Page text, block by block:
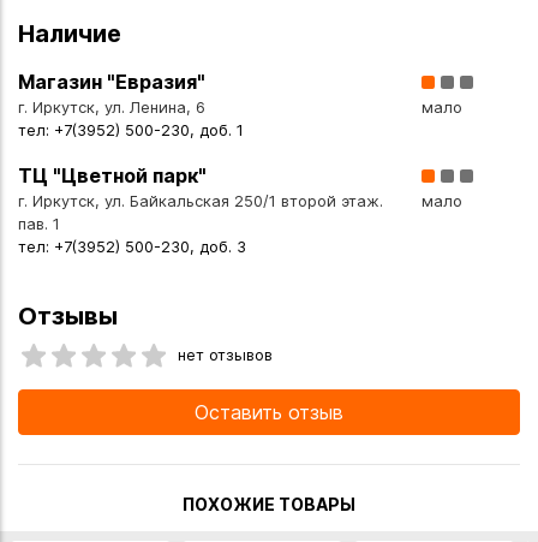
-Удобная форма: Эргономичная ручка и длинная рабочая
разделять и аккуратно подавать порции спагетти или
других длинных макарон .
-Сливное отверстие: Отверстие в центре ложки
выполняет двойную функцию: оно позволяет лишней воде
стекать обратно в кастрюлю, а также служит для
контроля порции .
-Качество и долговечность: Изделие выполнено из стали
к коррозии и не влияющего на вкус продуктов .
Идеально для:
- Любителей пасты и итальянской кухни
- Подарка для тех, кто ценит качественную и
Наличие
Магазин "Евразия"
г. Иркутск, ул. Ленина, 6
тел: +7(3952) 500-230, доб. 1
мало
ТЦ "Цветной парк"
г. Иркутск, ул. Байкальская 250/1 второй этаж.
пав. 1
тел: +7(3952) 500-230, доб. 3
мало
Отзывы
нет отзывов
Оставить отзыв
ПОХОЖИЕ ТОВАРЫ